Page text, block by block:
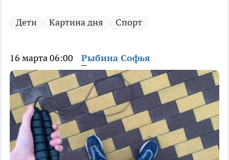
Дети Картина дня Спорт
16 марта 06:00 Рыбина Софья